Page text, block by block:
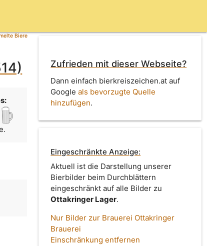
Biere
Zufrieden mit dieser Webseite?
Dann einfach bierkreiszeichen.at auf
Googleals bevorzugte Quelle
hinzufügen.
Eingeschränkte Anzeige:
Aktuell ist die Darstellung unserer
Bierbilder beim Durchblättern
eingeschränkt auf alle Bilder zu
Ottakringer Lager.
Nur Bilder zur Brauerei Ottakringer
Brauerei
Einschränkung entfernen